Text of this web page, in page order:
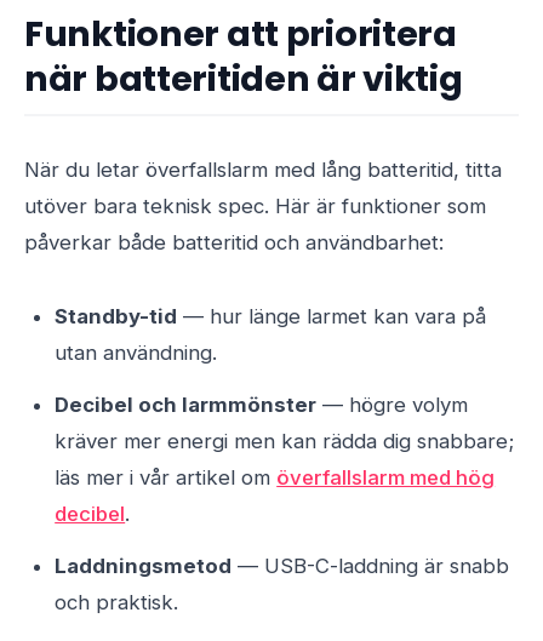
Funktioner att prioritera
när batteritiden är viktig
När du letar överfallslarm med lång batteritid, titta
utöver bara teknisk spec. Här är funktioner som
påverkar både batteritid och användbarhet:
Standby-tid — hur länge larmet kan vara på
utan användning.
Decibel och larmmönster — högre volym
kräver mer energi men kan rädda dig snabbare;
läs mer i vår artikel om överfallslarm med hög
decibel.
Laddningsmetod — USB-C-laddning är snabb
och praktisk.